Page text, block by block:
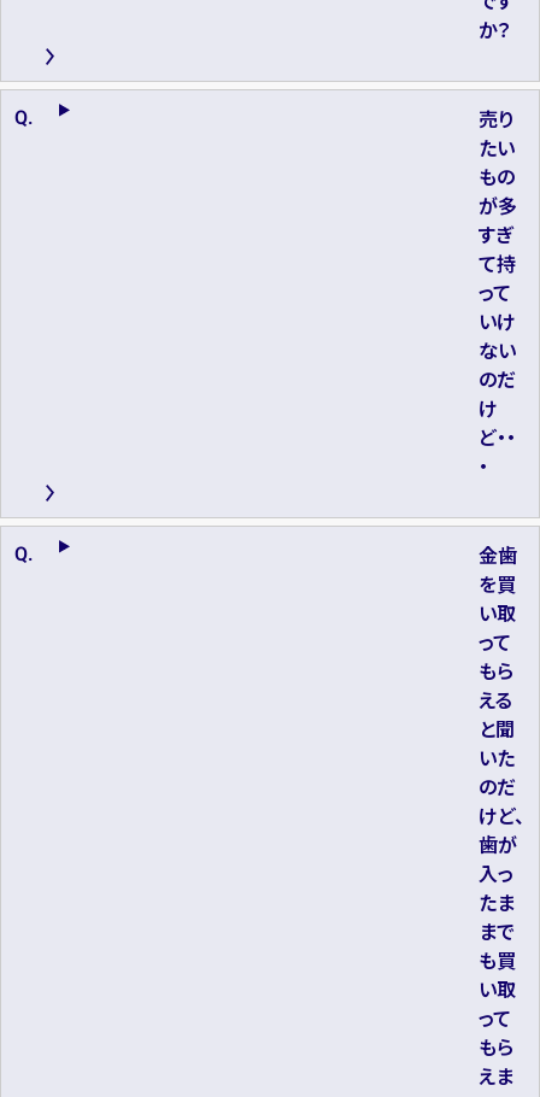
か？
売り
たい
もの
が多
すぎ
て持
って
いけ
ない
のだ
け
ど・・
・
金歯
を買
い取
って
もら
える
と聞
いた
のだ
けど、
歯が
入っ
たま
まで
も買
い取
って
もら
えま